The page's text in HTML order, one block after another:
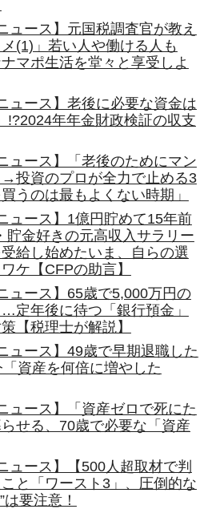
ュース】元国税調査官が教え
(1)」若い人や働ける人も
マポ生活を堂々と享受しよ
ュース】老後に必要な資金は
!?2024年年金財政検証の収支
ュース】「老後のためにマン
投資のプロが全力で止める3
うのは最もよくない時期」
ュース】1億円貯めて15年前
貯金好きの元高収入サラリー
給し始めたいま、自らの選
ケ【CFPの助言】
ュース】65歳で5,000万円の
定年後に待つ「銀行預金」
【税理士が解説】
ュース】49歳で早期退職した
資産を何倍に増やした
ュース】「資産ゼロで死にた
せる、70歳で必要な「資産
ュース】【500人超取材で判
と「ワースト3」、圧倒的な
要注意！